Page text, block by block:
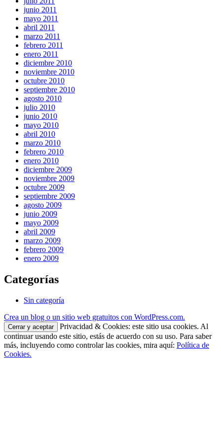
junio 2011
mayo 2011
abril 2011
marzo 2011
febrero 2011
enero 2011
diciembre 2010
noviembre 2010
octubre 2010
septiembre 2010
agosto 2010
julio 2010
junio 2010
mayo 2010
abril 2010
marzo 2010
febrero 2010
enero 2010
diciembre 2009
noviembre 2009
octubre 2009
septiembre 2009
agosto 2009
junio 2009
mayo 2009
abril 2009
marzo 2009
febrero 2009
enero 2009
Categorías
Sin categoría
Crea un blog o un sitio web gratuitos con WordPress.com.
Privacidad & Cookies: este sitio usa cookies. Al
continuar usando este sitio, estás de acuerdo con su uso. Para saber
más, incluyendo como controlar las cookies, mira aquí: Política de
Cookies.